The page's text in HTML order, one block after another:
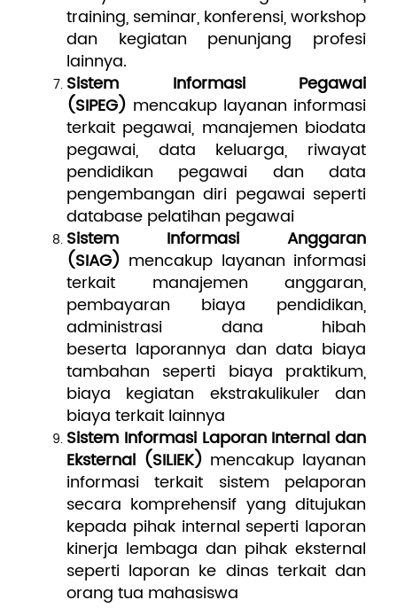
training, seminar, konferensi, workshop
dan kegiatan penunjang profesi
lainnya.
Sistem Informasi Pegawai
(SIPEG) mencakup layanan informasi
terkait pegawai, manajemen biodata
pegawai, data keluarga, riwayat
pendidikan pegawai dan data
pengembangan diri pegawai seperti
database pelatihan pegawai
Sistem Informasi Anggaran
(SIAG) mencakup layanan informasi
terkait manajemen anggaran,
pembayaran biaya pendidikan,
administrasi dana hibah
beserta laporannya dan data biaya
tambahan seperti biaya praktikum,
biaya kegiatan ekstrakulikuler dan
biaya terkait lainnya
Sistem Informasi Laporan Internal dan
Eksternal (SILIEK) mencakup layanan
informasi terkait sistem pelaporan
secara komprehensif yang ditujukan
kepada pihak internal seperti laporan
kinerja lembaga dan pihak eksternal
seperti laporan ke dinas terkait dan
orang tua mahasiswa